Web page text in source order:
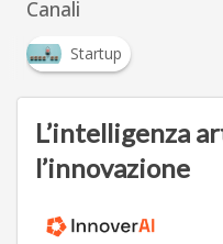
Canali
Startup
L’intelligenza
l’innovazione